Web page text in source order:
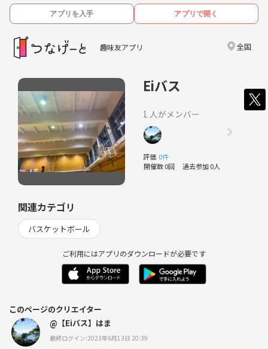
アプリを入手 アプリで開く
趣味友アプリ 全国
Eiバス
1 人がメンバー
評価 0件
開催数 0回 過去参加 0人
関連カテゴリ
バスケットボール
ご利用にはアプリのダウンロードが必要です
このページのクリエイター
@【Eiバス】はま
最終ログイン:2023年6月13日 20:39